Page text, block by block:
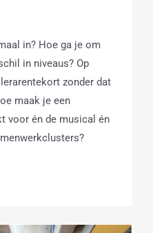
in? Hoe ga je om
in niveaus? Op
zonder dat
maak je een
voor én de musical én